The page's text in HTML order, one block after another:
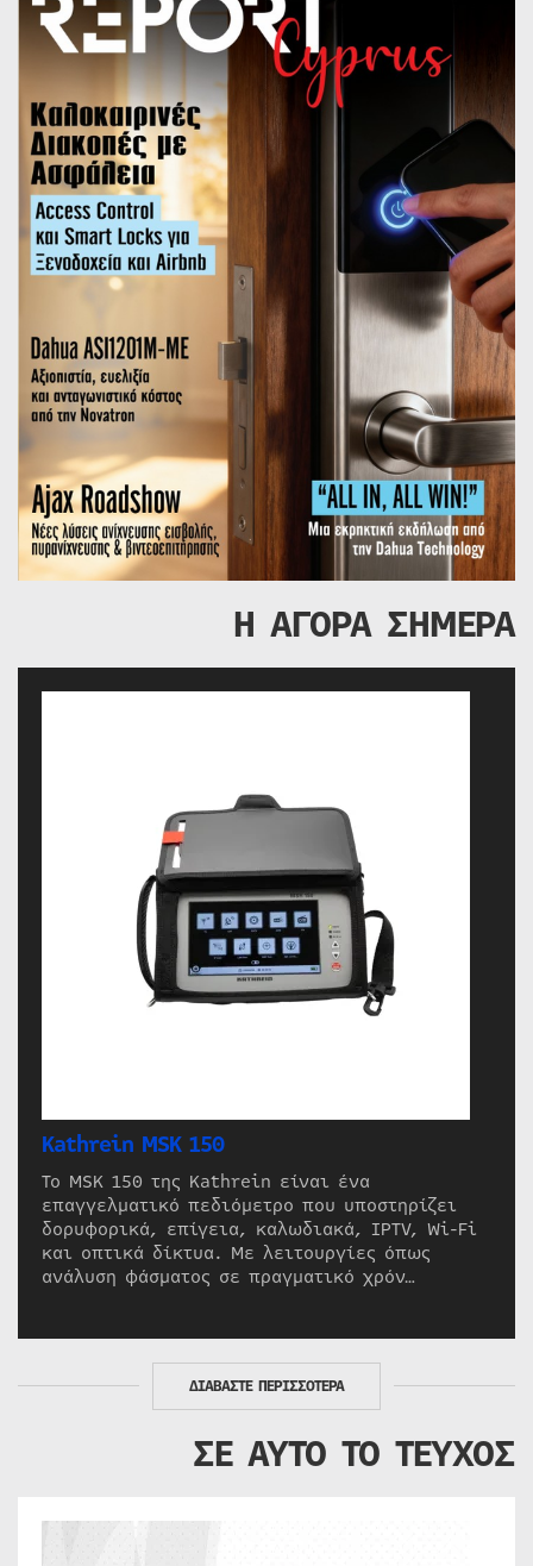
Η ΑΓΟΡΑ ΣΗΜΕΡΑ
Kathrein MSK 150
Το MSK 150 της Kathrein είναι ένα
επαγγελματικό πεδιόμετρο που υποστηρίζει
δορυφορικά, επίγεια, καλωδιακά, IPTV, Wi-Fi
και οπτικά δίκτυα. Με λειτουργίες όπως
ανάλυση φάσματος σε πραγματικό χρόν…
ΔΙΑΒΑΣΤΕ ΠΕΡΙΣΣΟΤΕΡΑ
ΣΕ ΑΥΤΟ ΤΟ ΤΕΥΧΟΣ